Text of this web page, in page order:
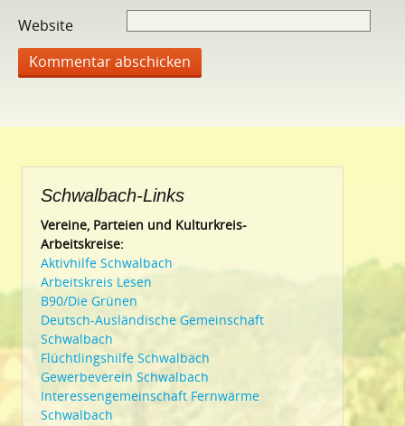
Website
Schwalbach-Links
Vereine, Parteien und Kulturkreis-
Arbeitskreise:
Aktivhilfe Schwalbach
Arbeitskreis Lesen
B90/Die Grünen
Deutsch-Ausländische Gemeinschaft
Schwalbach
Flüchtlingshilfe Schwalbach
Gewerbeverein Schwalbach
Interessengemeinschaft Fernwärme
Schwalbach